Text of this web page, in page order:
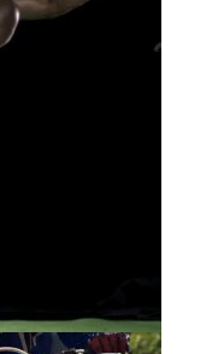
測ソリューション